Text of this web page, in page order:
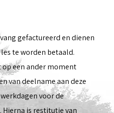
gefactureerd en dienen
te worden betaald.
op een ander moment
van deelname aan deze
voor de
Hierna is restitutie van